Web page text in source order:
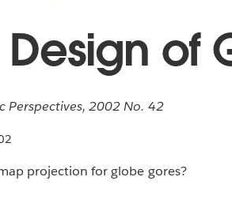
Design of
Perspectives, 2002 No. 42
projection for globe gores?